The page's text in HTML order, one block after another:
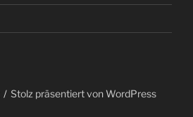
Stolz präsentiert von WordPress